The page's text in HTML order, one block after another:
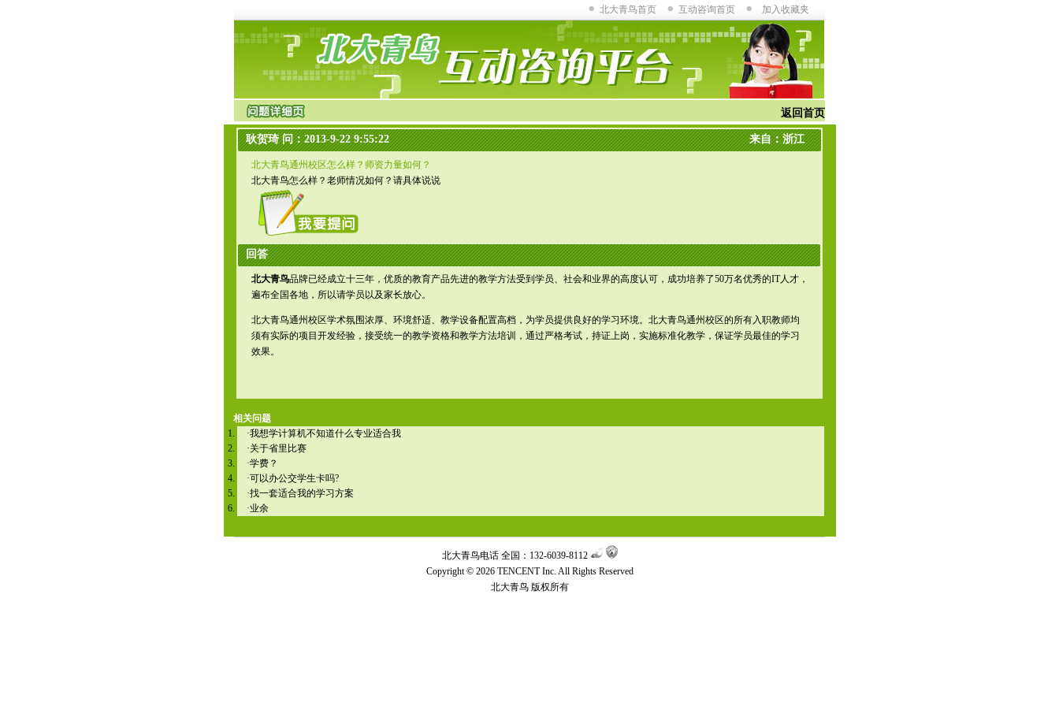
加入收藏夹
互动咨询首页
北大青鸟首页
返回首页
耿贺琦 问：2013-9-22 9:55:22 来自：浙江
北大青鸟通州校区怎么样？师资力量如何？
北大青鸟怎么样？老师情况如何？请具体说说
回答
北大青鸟品牌已经成立十三年，优质的教育产品先进的教学方法受到学员、社会和业界的高度认可，成功培养了50万名优秀的IT人才，
遍布全国各地，所以请学员以及家长放心。
北大青鸟通州校区学术氛围浓厚、环境舒适、教学设备配置高档，为学员提供良好的学习环境。北大青鸟通州校区的所有入职教师均
须有实际的项目开发经验，接受统一的教学资格和教学方法培训，通过严格考试，持证上岗，实施标准化教学，保证学员最佳的学习
效果。
相关问题
·我想学计算机不知道什么专业适合我
·关于省里比赛
·学费？
·可以办公交学生卡吗?
·找一套适合我的学习方案
·业余
北大青鸟电话 全国：132-6039-8112
Copyright © 2026 TENCENT Inc. All Rights Reserved
北大青鸟版权所有